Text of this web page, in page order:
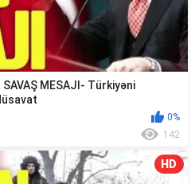
MESAJI- Türkiyəni
0%
142
HD